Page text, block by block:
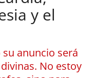
y el
anuncio será
No estoy